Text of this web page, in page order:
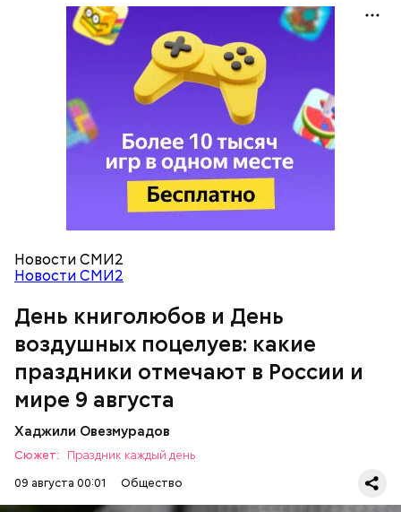
Новости СМИ2
Новости СМИ2
День книголюбов и День
воздушных поцелуев: какие
праздники отмечают в России и
мире 9 августа
Хаджили Овезмурадов
Сюжет:
Праздник каждый день
09 августа 00:01
Общество
День воздушных поцелуев
День «Счастье случается»
День «Счастье случается» был инициирован
Тайным обществом счастливых людей, чтобы
напомнить людям, что счастье на самом деле
кроется в мелочах. Отпраздновать этот день
можно, поделившись с другими людьми
счастливыми моментами из своей жизни.